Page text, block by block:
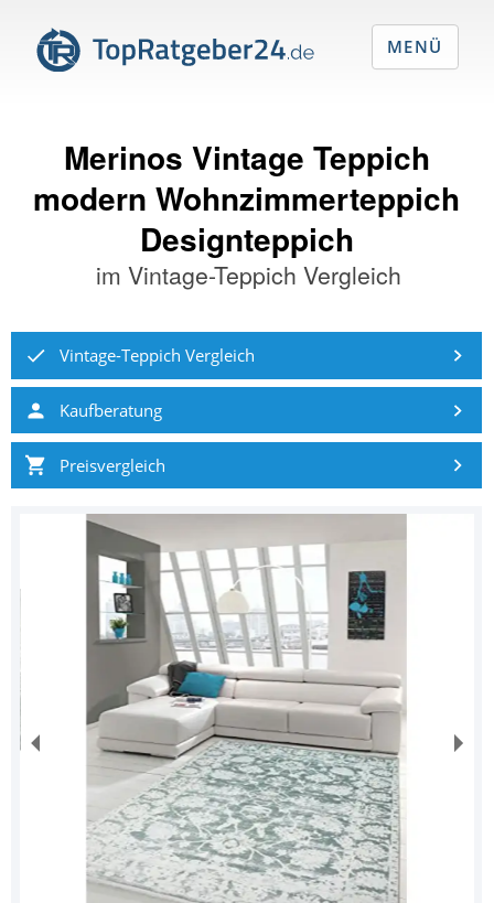
Merinos Vintage Teppich
modern Wohnzimmerteppich
Designteppich
imVintage-Teppich Vergleich
Vintage-Teppich Vergleich
Kaufberatung
Preisvergleich
MENÜ